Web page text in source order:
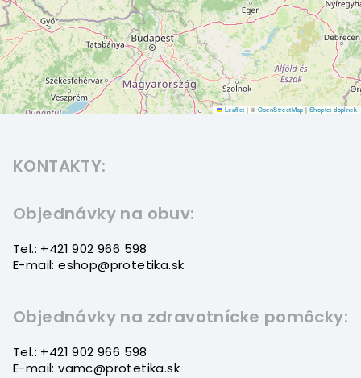
Leaflet | © OpenStreetMap | Shoptet doplnek
KONTAKTY:
Objednávky na obuv:
Tel.: +421 902 966 598
E-mail: eshop@protetika.sk
Objednávky na zdravotnícke pomôcky:
Tel.: +421 902 966 598
E-mail: vamc@protetika.sk